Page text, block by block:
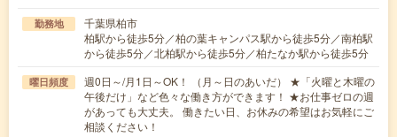
勤務地
千葉県柏市
柏駅から徒歩5分／柏の葉キャンパス駅から徒歩5分／南柏駅
から徒歩5分／北柏駅から徒歩5分／柏たなか駅から徒歩5分
曜日頻度
週0日～/月1日～OK！ （月～日のあいだ） ★「火曜と木曜の
午後だけ」など色々な働き方ができます！ ★お仕事ゼロの週
があっても大丈夫。 働きたい日、お休みの希望はお気軽にご
相談ください！